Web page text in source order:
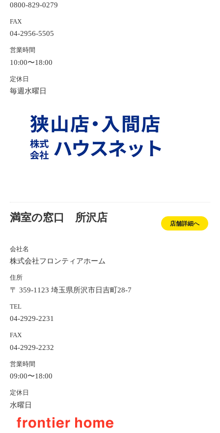
0800-829-0279
FAX
04-2956-5505
営業時間
10:00〜18:00
定休日
毎週水曜日
満室の窓口 所沢店 店舗詳細へ
会社名
株式会社フロンティアホーム
住所
〒 359-1123 埼玉県所沢市日吉町28-7
TEL
04-2929-2231
FAX
04-2929-2232
営業時間
09:00〜18:00
定休日
水曜日